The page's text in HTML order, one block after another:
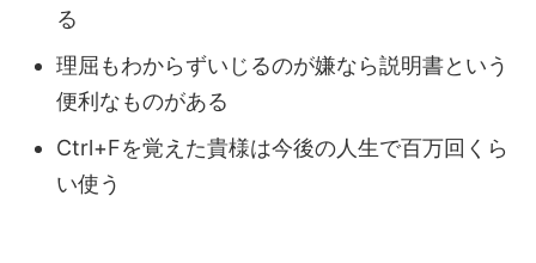
る
理屈もわからずいじるのが嫌なら説明書という
便利なものがある
Ctrl+Fを覚えた貴様は今後の人生で百万回くら
い使う